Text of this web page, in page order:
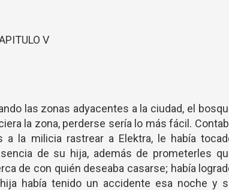
V
las zonas adyacentes a la ciudad, el
la zona, perderse sería lo más fácil.
la milicia rastrear a Elektra, le había
de su hija, además de prometerles
de con quién deseaba casarse; había
había tenido un accidente esa noche y